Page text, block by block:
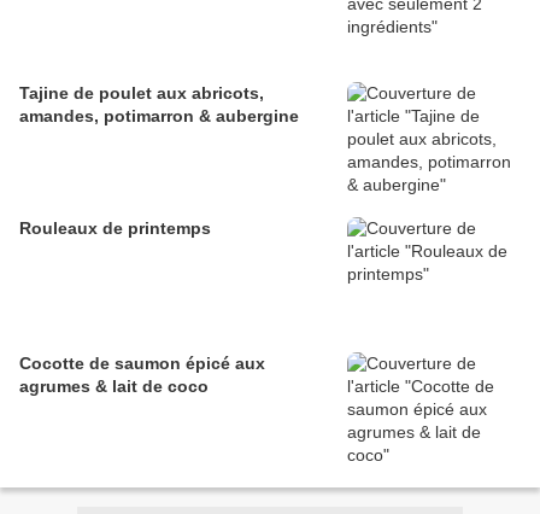
Tajine de poulet aux abricots,
amandes, potimarron & aubergine
Rouleaux de printemps
Cocotte de saumon épicé aux
agrumes & lait de coco